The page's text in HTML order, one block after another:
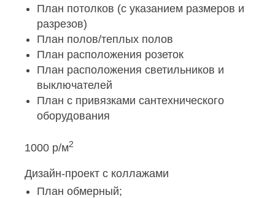
План потолков (с указанием размеров и
разрезов)
План полов/теплых полов
План расположения розеток
План расположения светильников и
выключателей
План с привязками сантехнического
оборудования
1000 р/м2
Дизайн-проект с коллажами
План обмерный;